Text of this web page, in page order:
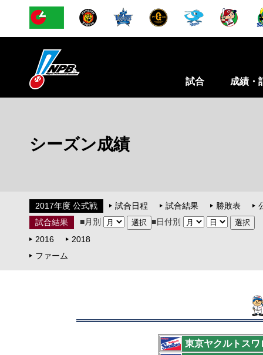
試合 成績・
シーズン成績
2017年度 公式戦 試合日程 試合結果 勝敗表
試合結果
■月別
■日付別
2016
2018
ファーム
東京ヤクルトスワ